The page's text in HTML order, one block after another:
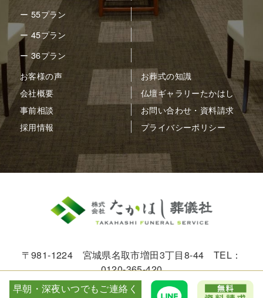
ー 55プラン
ー 45プラン
ー 36プラン
お客様の声
お葬式の知識
会社概要
仏壇ギャラリーたかはし
事前相談
お問い合わせ・資料請求
採用情報
プライバシーポリシー
〒981-1224 宮城県名取市増田3丁目8-44 TEL：
0120-365-420
早朝・深夜いつでもご連絡く
© 2005-2026 FS-TAKAHASHI.